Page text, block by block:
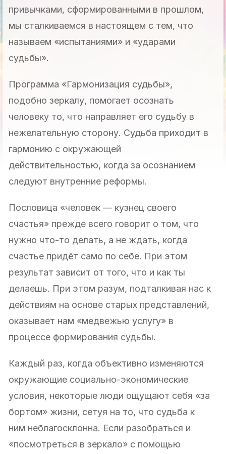
привычками, сформированными в прошлом,
мы сталкиваемся в настоящем с тем, что
называем «испытаниями» и «ударами
судьбы».
Программа «Гармонизация судьбы»,
подобно зеркалу, помогает осознать
человеку то, что направляет его судьбу в
нежелательную сторону. Судьба приходит в
гармонию с окружающей
действительностью, когда за осознанием
следуют внутренние реформы.
Пословица «человек — кузнец своего
счастья» прежде всего говорит о том, что
нужно что-то делать, а не ждать, когда
счастье придёт само по себе. При этом
результат зависит от того, что и как ты
делаешь. При этом разум, подталкивая нас к
действиям на основе старых представлений,
оказывает нам «медвежью услугу» в
процессе формирования судьбы.
Каждый раз, когда объективно изменяются
окружающие социально-экономические
условия, некоторые люди ощущают себя «за
бортом» жизни, сетуя на то, что судьба к
ним неблагосклонна. Если разобраться и
«посмотреться в зеркало» с помощью